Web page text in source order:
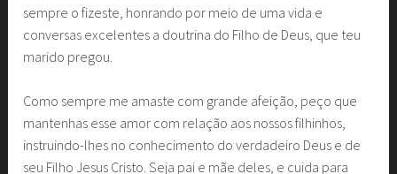
sempre o fizeste, honrando por meio de uma vida e
conversas excelentes a doutrina do Filho de Deus, que teu
marido pregou.
Como sempre me amaste com grande afeição, peço que
mantenhas esse amor com relação aos nossos filhinhos,
instruindo-lhes no conhecimento do verdadeiro Deus e de
seu Filho Jesus Cristo. Seja pai e mãe deles, e cuida para